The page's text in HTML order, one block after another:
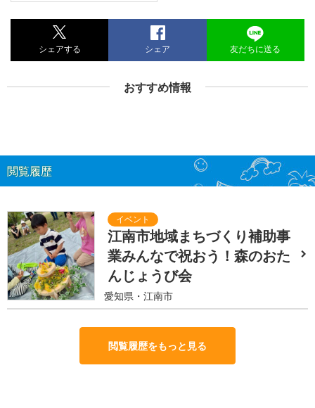
シェアする シェア 友だちに送る
おすすめ情報
閲覧履歴
江南市地域まちづくり補助事
業みんなで祝おう！森のおた
んじょうび会
愛知県・江南市
閲覧履歴をもっと見る